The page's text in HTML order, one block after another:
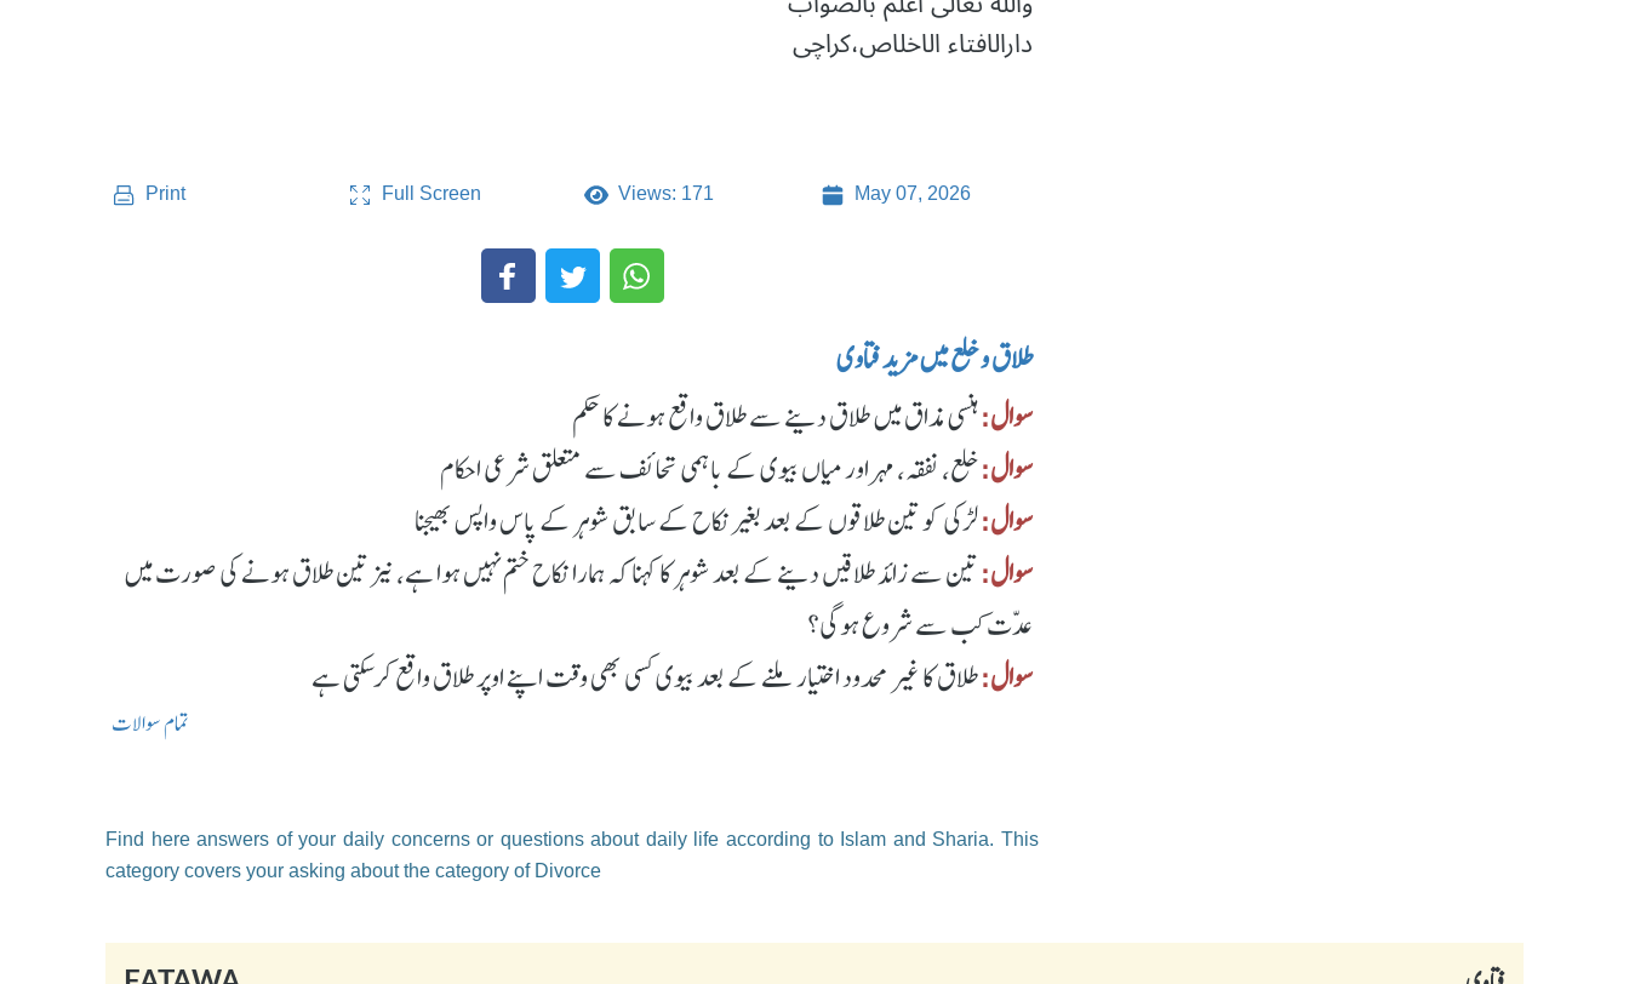
دارالافتاء الاخلاص،کراچی
Print Full Screen Views: 171 May 07, 2026
طلاق و خلع میں مزید فتاوی
سوال:ہنسی مذاق میں طلاق دینے سے طلاق واقع ہونے کا حکم
سوال:خلع، نفقہ، مہر اور میاں بیوی کے باہمی تحائف سے متعلق شرعی احکام
سوال:لڑکی کو تین طلاقوں کے بعد بغیر نکاح کے سابق شوہر کے پاس واپس بھیجنا
سوال:تین سے زائد طلاقیں دینے کے بعد شوہر کا کہنا کہ ہمارا نکاح ختم نہیں ہوا ہے، نیز تین طلاق ہونے کی صورت میں
عدّت کب سے شروع ہوگی؟
سوال:طلاق کا غیر محدود اختیار ملنے کے بعد بیوی کسی بھی وقت اپنے اوپر طلاق واقع کرسکتی ہے
تمام سوالات
Find here answers of your daily concerns or questions about daily life according to Islam and Sharia. This
category covers your asking about the category of Divorce